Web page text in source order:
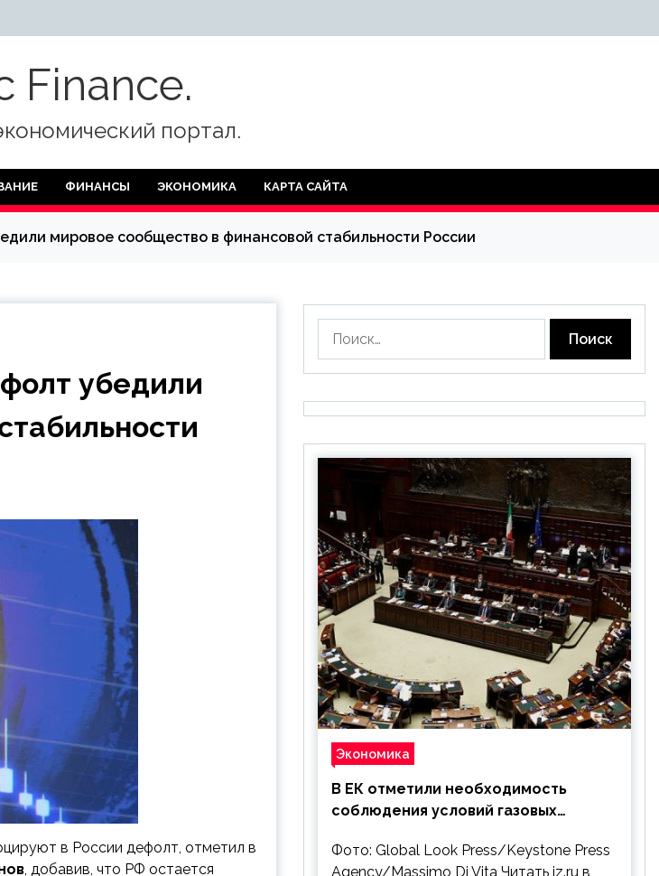
Finance.
портал.
ФИНАНСЫ ЭКОНОМИКА КАРТА САЙТА
мировое сообщество в финансовой стабильности России
убедили
в России дефолт, отметил в
, добавив, что РФ остается
Экономика
В ЕК отметили необходимость
соблюдения условий газовых
Фото: Global Look Press/Keystone Press
Agency/Massimo Di Vita Читать iz.ru в